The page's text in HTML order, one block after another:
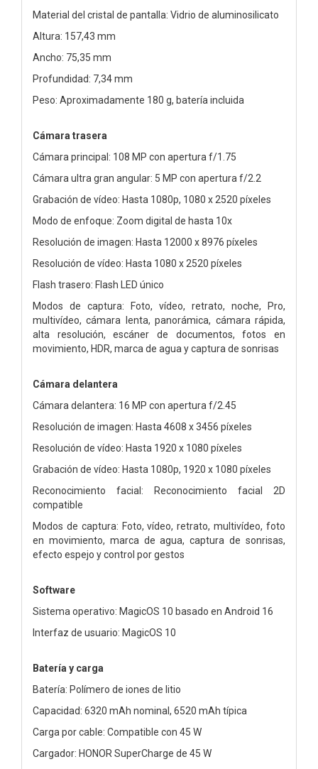
Material del cristal de pantalla: Vidrio de aluminosilicato
Altura: 157,43 mm
Ancho: 75,35 mm
Profundidad: 7,34 mm
Peso: Aproximadamente 180 g, batería incluida
Cámara trasera
Cámara principal: 108 MP con apertura f/1.75
Cámara ultra gran angular: 5 MP con apertura f/2.2
Grabación de vídeo: Hasta 1080p, 1080 x 2520 píxeles
Modo de enfoque: Zoom digital de hasta 10x
Resolución de imagen: Hasta 12000 x 8976 píxeles
Resolución de vídeo: Hasta 1080 x 2520 píxeles
Flash trasero: Flash LED único
Modos de captura: Foto, vídeo, retrato, noche, Pro,
multivídeo, cámara lenta, panorámica, cámara rápida,
alta resolución, escáner de documentos, fotos en
movimiento, HDR, marca de agua y captura de sonrisas
Cámara delantera
Cámara delantera: 16 MP con apertura f/2.45
Resolución de imagen: Hasta 4608 x 3456 píxeles
Resolución de vídeo: Hasta 1920 x 1080 píxeles
Grabación de vídeo: Hasta 1080p, 1920 x 1080 píxeles
Reconocimiento facial: Reconocimiento facial 2D
compatible
Modos de captura: Foto, vídeo, retrato, multivídeo, foto
en movimiento, marca de agua, captura de sonrisas,
efecto espejo y control por gestos
Software
Sistema operativo: MagicOS 10 basado en Android 16
Interfaz de usuario: MagicOS 10
Batería y carga
Batería: Polímero de iones de litio
Capacidad: 6320 mAh nominal, 6520 mAh típica
Carga por cable: Compatible con 45 W
Cargador: HONOR SuperCharge de 45 W